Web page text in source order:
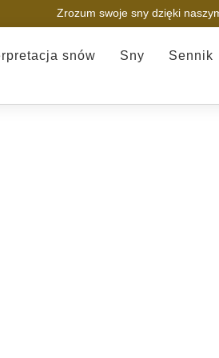
Zrozum swoje sny dzięki
snów Sny Sennik